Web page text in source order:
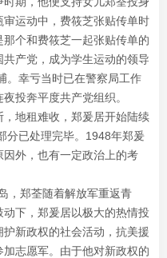
运动中，费筱芝张贴传单时
个和费筱芝一起张贴传单的
产党，成为学生运动的领导
。幸亏当时已在警察局工作
投奔平度共产党组织。
地租难收，郑爰居开始陆续
分已处理完毕。1948年郑爰
外，也有一定政治上的考
，郑荃随着解放军重返青
下，郑爰居以极大的热情投
新政权的社会活动，抗美援
志愿军。由于他对新政权的